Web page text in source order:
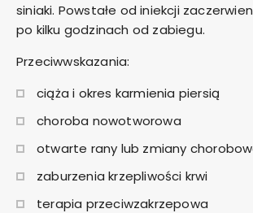
siniaki. Powstałe od iniekcji
po kilku godzinach od zabiegu.
Przeciwwskazania:
ciąża i okres karmienia piersią
choroba nowotworowa
otwarte rany lub zmiany
zaburzenia krzepliwości krwi
terapia przeciwzakrzepowa